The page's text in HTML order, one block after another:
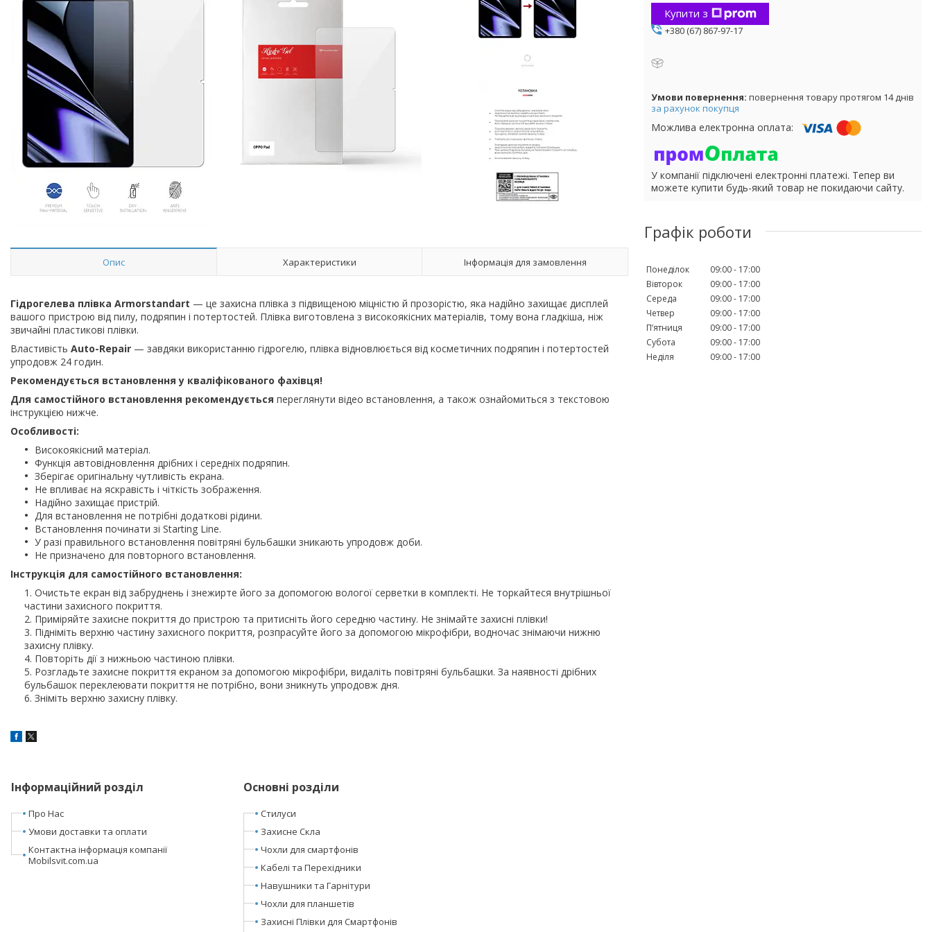
Опис Характеристики Інформація для замовлення
Гідрогелева плівка Armorstandart — це захисна плівка з підвищеною міцністю й прозорістю, яка надійно захищає дисплей
вашого пристрою від пилу, подряпин і потертостей. Плівка виготовлена з високоякісних матеріалів, тому вона гладкіша, ніж
звичайні пластикові плівки.
Властивість Auto-Repair — завдяки використанню гідрогелю, плівка відновлюється від косметичних подряпин і потертостей
упродовж 24 годин.
Рекомендується встановлення у кваліфікованого фахівця!
Для самостійного встановлення рекомендується переглянути відео встановлення, а також ознайомиться з текстовою
інструкцією нижче.
Особливості:
Високоякісний матеріал.
Функція автовідновлення дрібних і середніх подряпин.
Зберігає оригінальну чутливість екрана.
Не впливає на яскравість і чіткість зображення.
Надійно захищає пристрій.
Для встановлення не потрібні додаткові рідини.
Встановлення починати зі Starting Line.
У разі правильного встановлення повітряні бульбашки зникають упродовж доби.
Не призначено для повторного встановлення.
Інструкція для самостійного встановлення:
Очистьте екран від забруднень і знежирте його за допомогою вологої серветки в комплекті. Не торкайтеся внутрішньої
частини захисного покриття.
Приміряйте захисне покриття до пристрою та притисніть його середню частину. Не знімайте захисні плівки!
Підніміть верхню частину захисного покриття, розпрасуйте його за допомогою мікрофібри, водночас знімаючи нижню
захисну плівку.
Повторіть дії з нижньою частиною плівки.
Розгладьте захисне покриття екраном за допомогою мікрофібри, видаліть повітряні бульбашки. За наявності дрібних
бульбашок переклеювати покриття не потрібно, вони зникнуть упродовж дня.
Зніміть верхню захисну плівку.
Купити з
+380 (67) 867-97-17
повернення товару протягом 14 днів
за рахунок покупця
У компанії підключені електронні платежі. Тепер ви
можете купити будь-який товар не покидаючи сайту.
Графік роботи
Понеділок 09:00
17:00
Вівторок
09:00
17:00
Середа
09:00
17:00
Четвер
09:00
17:00
Пʼятниця
09:00
17:00
Субота
09:00
17:00
Неділя
09:00 17:00
Інформаційний розділ
Про Нас
Умови доставки та оплати
Контактна інформація компанії
Mobilsvit.com.ua
Основні розділи
Стилуси
Захисне Скла
Чохли для смартфонів
Кабелі та Перехідники
Навушники та Гарнітури
Чохли для планшетів
Захисні Плівки для Смартфонів